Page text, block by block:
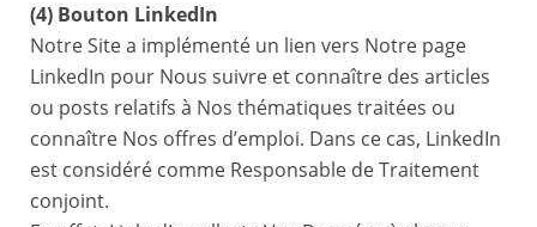
(4) Bouton LinkedIn
Notre Site a implémenté un lien vers Notre page
LinkedIn pour Nous suivre et connaître des articles
ou posts relatifs à Nos thématiques traitées ou
connaître Nos offres d’emploi. Dans ce cas, LinkedIn
est considéré comme Responsable de Traitement
conjoint.